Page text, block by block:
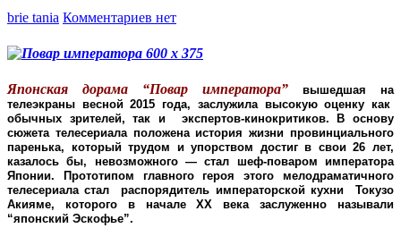
brie tania Комментариев нет
Японская дорама “Повар императора” вышедшая на
телеэкраны весной 2015 года, заслужила высокую оценку как
обычных зрителей, так и экспертов-кинокритиков. В основу
сюжета телесериала положена история жизни провинциального
паренька, который трудом и упорством достиг в свои 26 лет,
казалось бы, невозможного — стал шеф-поваром императора
Японии. Прототипом главного героя этого мелодраматичного
телесериала стал распорядитель императорской кухни Токузо
Акияме, которого в начале ХХ века заслуженно называли
“японский Эскофье”.